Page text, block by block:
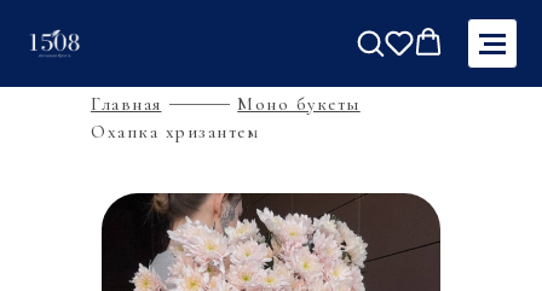
Главная
Моно букеты
Охапка хризантем